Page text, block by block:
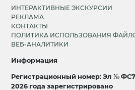
ИНТЕРАКТИВНЫЕ ЭКСКУРСИИ
РЕКЛАМА
КОНТАКТЫ
ПОЛИТИКА ИСПОЛЬЗОВАНИЯ
ВЕБ-АНАЛИТИКИ
Информация
Регистрационный номер: Эл №
2026 года зарегистрировано